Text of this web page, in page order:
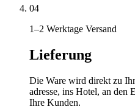
04
1–2 Werktage Versand
Lieferung
Die Ware wird direkt zu
adresse, ins Hotel, an den
Ihre Kunden.